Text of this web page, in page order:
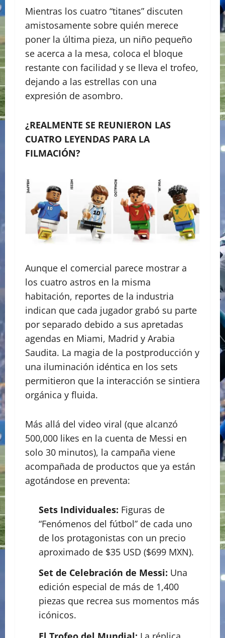
Mientras los cuatro “titanes” discuten
amistosamente sobre quién merece
poner la última pieza, un niño pequeño
se acerca a la mesa, coloca el bloque
restante con facilidad y se lleva el trofeo,
dejando a las estrellas con una
expresión de asombro.
¿REALMENTE SE REUNIERON LAS
CUATRO LEYENDAS PARA LA
FILMACIÓN?
Aunque el comercial parece mostrar a
los cuatro astros en la misma
habitación, reportes de la industria
indican que cada jugador grabó su parte
por separado debido a sus apretadas
agendas en Miami, Madrid y Arabia
Saudita. La magia de la postproducción y
una iluminación idéntica en los sets
permitieron que la interacción se sintiera
orgánica y fluida.
Más allá del video viral (que alcanzó
500,000 likes en la cuenta de Messi en
solo 30 minutos), la campaña viene
acompañada de productos que ya están
agotándose en preventa:
Sets Individuales: Figuras de
“Fenómenos del fútbol” de cada uno
de los protagonistas con un precio
aproximado de $35 USD ($699 MXN).
Set de Celebración de Messi: Una
edición especial de más de 1,400
piezas que recrea sus momentos más
icónicos.